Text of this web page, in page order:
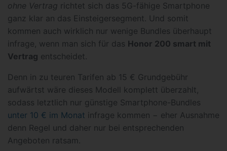
ohne Vertrag richtet sich das 5G-fähige Smartphone
ganz klar an das Einsteigersegment. Und somit
kommen auch wirklich nur wenige Bundles überhaupt
infrage, wenn man sich für das Honor 200 smart mit
Vertrag entscheidet.
Denn in zu teuren Tarifen ab 15 € Grundgebühr
aufwärtst wäre dieses Modell komplett überzahlt,
sodass letztlich nur günstige Smartphone-Bundles
unter 10 € im Monat infrage kommen − eher Ausnahme
denn Regel und daher nur bei entsprechenden
Angeboten ratsam.